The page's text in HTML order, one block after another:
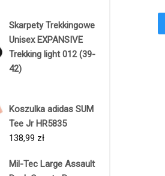
Skarpety Trekkingowe
Unisex EXPANSIVE
Trekking light 012 (39-
42)
Koszulka adidas SUM
Tee Jr HR5835
138,99 zł
Mil-Tec Large Assault